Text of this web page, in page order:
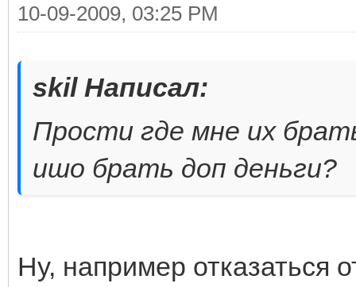
10-09-2009, 03:25 PM
skil Написал:
Прости где мне их
ишо брать доп деньги?
Ну, например отказаться